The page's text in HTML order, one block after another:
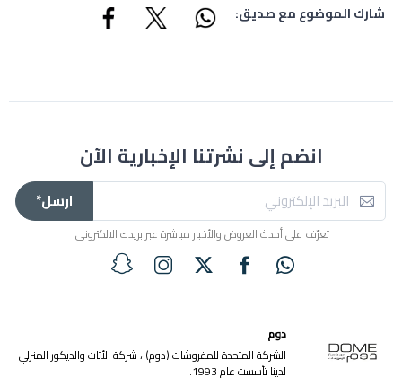
شارك الموضوع مع صديق:
انضم إلى نشرتنا الإخبارية الآن
ارسل*
تعرّف على أحدث العروض والأخبار مباشرة عبر بريدك الالكتروني.
دوم
الشركة المتحدة للمفروشات (دوم) ، شركة الأثاث والديكور المنزلي
لدينا تأسست عام 1993.